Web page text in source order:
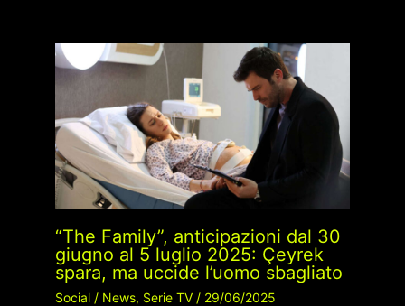
“The Family”, anticipazioni dal 30
giugno al 5 luglio 2025: Çeyrek
spara, ma uccide l’uomo sbagliato
Social/ News, Serie TV/ 29/06/2025